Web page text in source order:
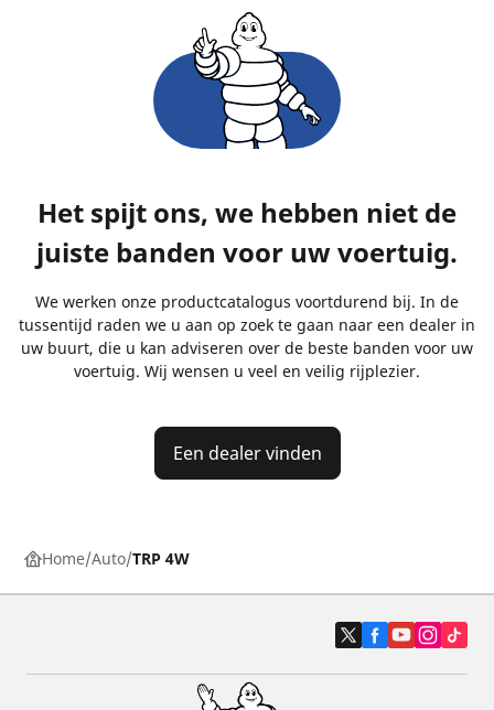
Het spijt ons, we hebben niet de
juiste banden voor uw voertuig.
We werken onze productcatalogus voortdurend bij. In de
tussentijd raden we u aan op zoek te gaan naar een dealer in
uw buurt, die u kan adviseren over de beste banden voor uw
voertuig. Wij wensen u veel en veilig rijplezier.
Een dealer vinden
Home Auto TRP 4W